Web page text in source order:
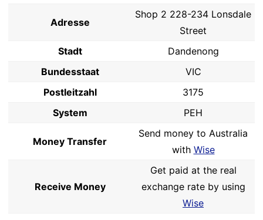
Adresse
Shop 2 228-234 Lonsdale
Street
Stadt
Dandenong
Bundesstaat
VIC
Postleitzahl
3175
System
PEH
Money Transfer
Send money to Australia
with Wise
Receive Money
Get paid at the real
exchange rate by using
Wise